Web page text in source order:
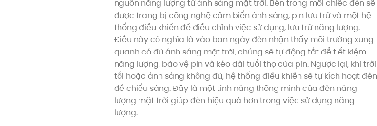
nguồn năng lượng từ ánh sáng mặt trời. Bên trong mỗi chiếc đèn sẽ
được trang bị công nghệ cảm biến ánh sáng, pin lưu trữ và một hệ
thống điều khiển để điều chỉnh việc sử dụng, lưu trữ năng lượng.
Điều này có nghĩa là vào ban ngày đèn nhận thấy môi trường xung
quanh có đủ ánh sáng mặt trời, chúng sẽ tự động tắt để tiết kiệm
năng lượng, bảo vệ pin và kéo dài tuổi thọ của pin. Ngược lại, khi trời
tối hoặc ánh sáng không đủ, hệ thống điều khiển sẽ tự kích hoạt đèn
để chiếu sáng. Đây là một tính năng thông minh của đèn năng
lượng mặt trời giúp đèn hiệu quả hơn trong việc sử dụng năng
lượng.